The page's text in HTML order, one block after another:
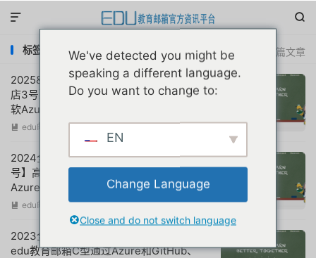


共 7 篇文章
标签：github申请学生包
2025&2026全年更新：用户亲测使用【镇
店3号】高端美国edu教育邮箱A型通过微
软Azure和GitHub学生包教育优惠案例集
合
 edu邮箱资讯 阅读(9360)
2024全年更新：用户亲测使用【镇店3
号】高端美国edu教育邮箱A型通过微软
Azure和GitHub学生包教育优惠案例集合
 edu邮箱资讯 阅读(14764)
2023全年更新：大神亲测使用高端美国
edu教育邮箱C型通过Azure和GitHub、
We've detected you might be
speaking a different language.
Do you want to change to:
EN
Change Language
Close and do not switch language